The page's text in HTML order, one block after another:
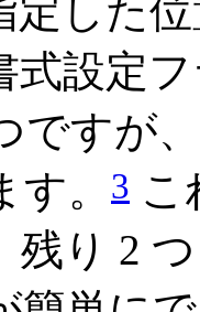
定した
式設定
ですが
。
3 こ
残り 2